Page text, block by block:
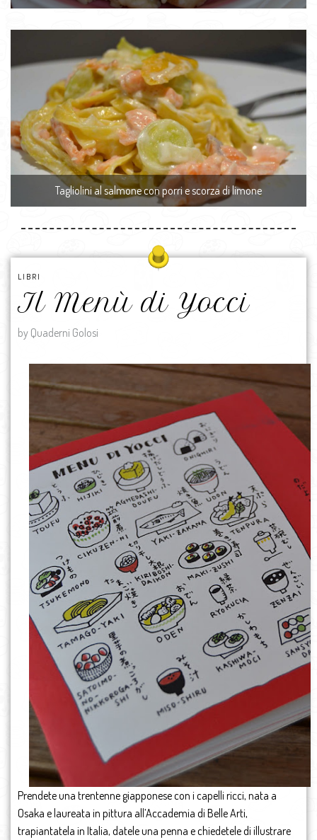
Tagliolini al salmone con porri e scorza di limone
LIBRI
Il Menù di Yocci
by Quaderni Golosi
Prendete una trentenne giapponese con i capelli ricci, nata a
Osaka e laureata in pittura all’Accademia di Belle Arti,
trapiantatela in Italia, datele una penna e chiedetele di illustrare